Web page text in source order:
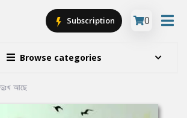
Browse categories
Subscription 0
আছে